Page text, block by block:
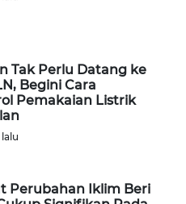
Tak Perlu Datang ke
Begini Cara
Pemakaian Listrik
Perubahan Iklim Beri